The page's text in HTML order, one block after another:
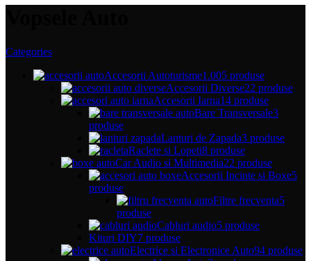
Categories
Accesorii Autoturisme1.005 produse
Accesorii Diverse22 produse
Accesorii Iarna14 produse
Bare Transversale3
produse
Lanturi de Zapada3 produse
Raclete si Lopeti8 produse
Car Audio si Multimedia22 produse
Accesorii Incinte si Boxe5
produse
Filtre frecventa5
produse
Cabluri audio5 produse
Kituri DIY7 produse
Electrice si Electronice Auto94 produse